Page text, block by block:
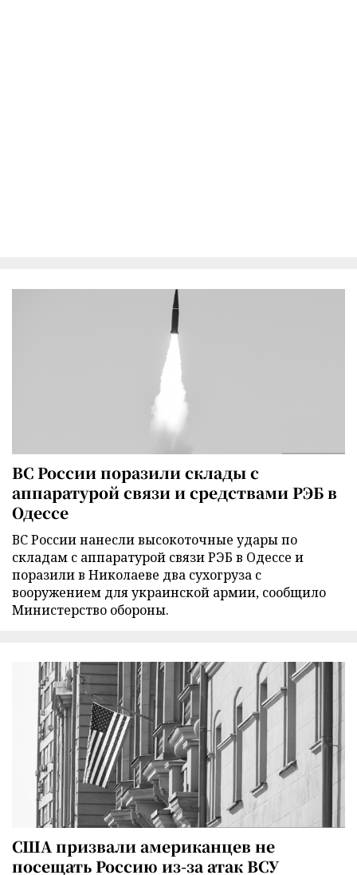
ВС России поразили склады с
аппаратурой связи и средствами РЭБ в
Одессе
ВС России нанесли высокоточные удары по
складам с аппаратурой связи РЭБ в Одессе и
поразили в Николаеве два сухогруза с
вооружением для украинской армии, сообщило
Министерство обороны.
США призвали американцев не
посещать Россию из-за атак ВСУ